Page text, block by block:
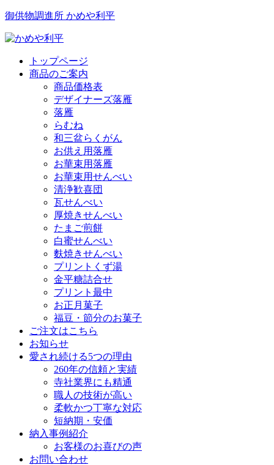
御供物調進所 かめや利平
トップページ
商品のご案内
商品価格表
デザイナーズ落雁
落雁
らむね
和三盆らくがん
お供え用落雁
お華束用落雁
お華束用せんべい
清浄歓喜団
瓦せんべい
厚焼きせんべい
たまご煎餅
白蜜せんべい
麩焼きせんべい
プリントくず湯
金平糖詰合せ
プリント最中
お正月菓子
福豆・節分のお菓子
ご注文はこちら
お知らせ
愛され続ける5つの理由
260年の信頼と実績
寺社業界にも精通
職人の技術が高い
柔軟かつ丁寧な対応
短納期・安価
納入事例紹介
お客様のお喜びの声
お問い合わせ